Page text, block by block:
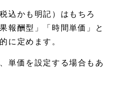
込かも明記）はもちろ
報酬型」「時間単価」と
に定めます。
単価を設定する場合もあ